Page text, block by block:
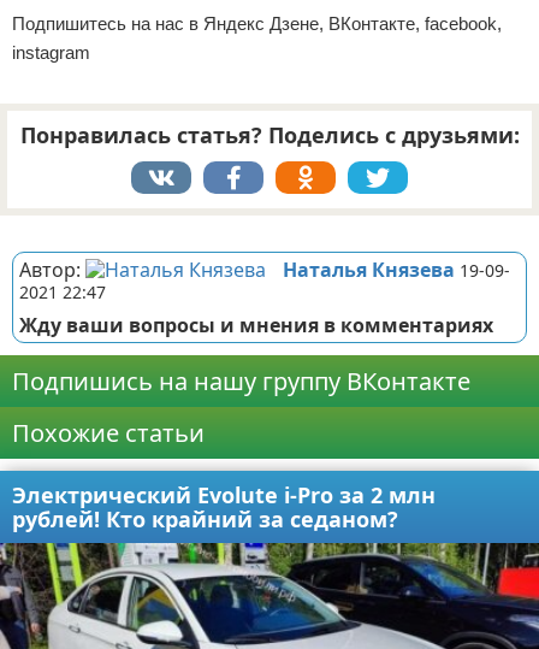
Подпишитесь на нас в Яндекс Дзене, ВКонтакте, facebook,
instagram
Понравилась статья? Поделись с друзьями:
Автор: Наталья Князева 19-09-
2021 22:47
Жду ваши вопросы и мнения в комментариях
Подпишись на нашу группу ВКонтакте
Похожие статьи
Электрический Evolute i-Pro за 2 млн
рублей! Кто крайний за седаном?